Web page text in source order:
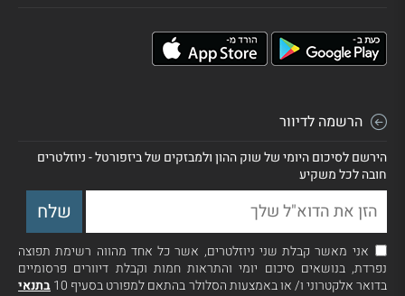
הרשמה לדיוור
הירשם לסיכום היומי של שוק ההון ולמבזקים של ביזפורטל - ניוזלטרים
חובה לכל משקיע
אני מאשר קבלת שני ניוזלטרים, אשר כל אחד מהווה רשימת תפוצה
נפרדת, בנושאים סיכום יומי והתראות חמות וקבלת דיוורים פרסומיים
בדואר אלקטרוני ו/ או באמצעות הסלולר בהתאם למפורט בסעיף 10
בתנאי